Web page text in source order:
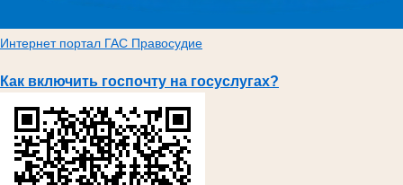
Интернет портал ГАС Правосудие
Как включить госпочту на госуслугах?